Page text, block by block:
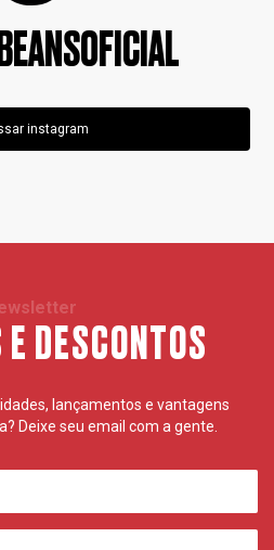
instagram
DESCONTOS
lançamentos e vantagens
Deixe seu email com a gente.